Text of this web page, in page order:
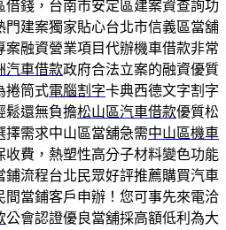
錢，台南市安定區建案資查詢功
門建案獨家貼心台北市信義區當舖
案融資營業項目代辦機車借款非常
汽車借款政府合法立案的融資優質
捲筒式電腦割字卡典西德文字割字
鬆還無負擔松山區汽車借款優質松
擇需求中山區當舖急需中山區機車
收費，熱塑性高分子材料變色功能
鋪流程台北民眾好評推薦購買汽車
間當鋪客戶申辦！您可事先來電洽
公會認證優良當舖採高額低利為大